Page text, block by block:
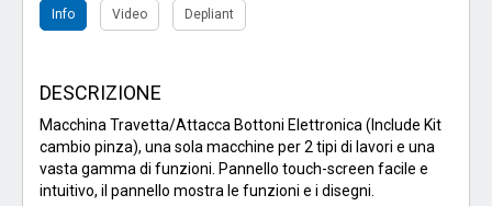
Info Video Depliant
DESCRIZIONE
Macchina Travetta/Attacca Bottoni Elettronica (Include Kit
cambio pinza), una sola macchine per 2 tipi di lavori e una
vasta gamma di funzioni. Pannello touch-screen facile e
intuitivo, il pannello mostra le funzioni e i disegni.